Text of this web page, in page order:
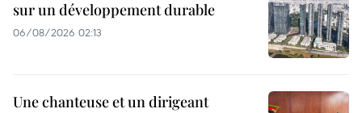
sur un développement durable
06/08/2026 02:13
Une chanteuse et un dirigeant